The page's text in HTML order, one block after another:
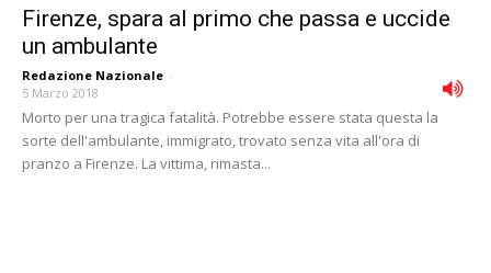
Firenze, spara al primo che passa e uccide
un ambulante
Redazione Nazionale -
5 Marzo 2018
Morto per una tragica fatalità. Potrebbe essere stata questa la
sorte dell'ambulante, immigrato, trovato senza vita all'ora di
pranzo a Firenze. La vittima, rimasta...